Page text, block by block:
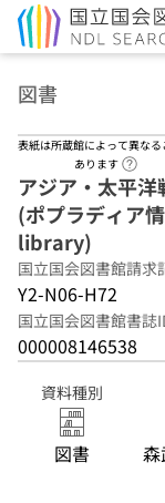
図書
表紙は所蔵館によって異なる
あります
アジア・太平洋
(ポプラディア
library)
国立国会図書館請求
Y2-N06-H72
国立国会図書館書誌
000008146538
資料種別
図書